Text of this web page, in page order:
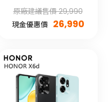
原廠建議售價 29,990
現金優惠價 26,990